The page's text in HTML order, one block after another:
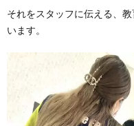
それをスタッフに伝える、
います。